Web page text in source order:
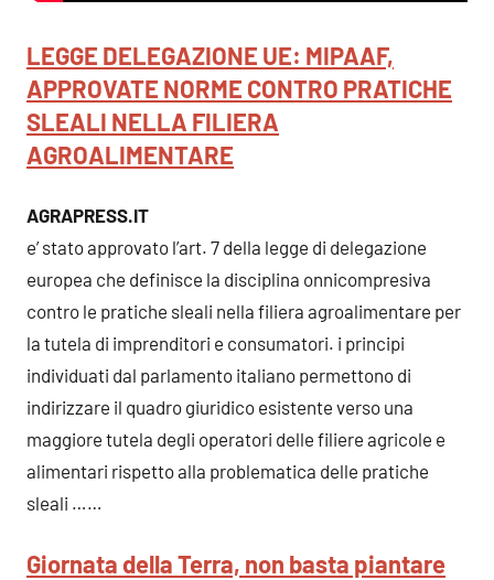
LEGGE DELEGAZIONE UE: MIPAAF,
APPROVATE NORME CONTRO PRATICHE
SLEALI NELLA FILIERA
AGROALIMENTARE
AGRAPRESS.IT
e’ stato approvato l’art. 7 della legge di delegazione
europea che definisce la disciplina onnicompresiva
contro le pratiche sleali nella filiera agroalimentare per
la tutela di imprenditori e consumatori. i principi
individuati dal parlamento italiano permettono di
indirizzare il quadro giuridico esistente verso una
maggiore tutela degli operatori delle filiere agricole e
alimentari rispetto alla problematica delle pratiche
sleali ……
Giornata della Terra, non basta piantare